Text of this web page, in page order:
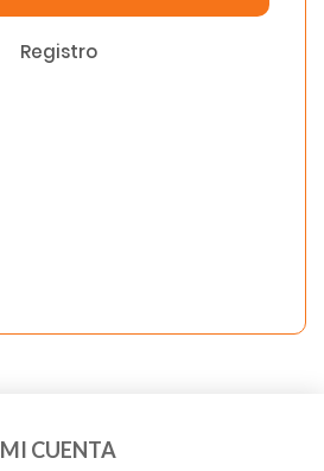
Registro
MI CUENTA